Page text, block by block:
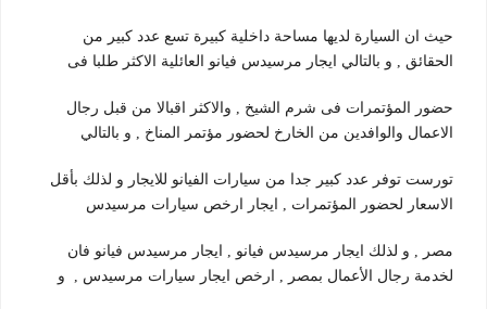
حيث ان السيارة لديها مساحة داخلية كبيرة تسع عدد كبير من
الحقائق , و بالتالي ايجار مرسيدس فيانو العائلية الاكثر طلبا فى
حضور المؤتمرات فى شرم الشيخ , والاكثر اقبالا من قبل رجال
الاعمال والوافدين من الخارخ لحضور مؤتمر المناخ , و بالتالي
تورست توفر عدد كبير جدا من سيارات الفيانو للايجار و لذلك بأقل
الاسعار لحضور المؤتمرات , ايجار ارخص سيارات مرسيدس
مصر , و لذلك ايجار مرسيدس فيانو , ايجار مرسيدس فيانو فان
لخدمة رجال الأعمال بمصر , ارخص ايجار سيارات مرسيدس , و